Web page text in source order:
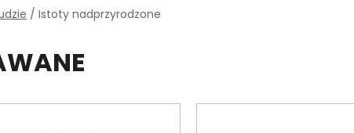
/ Istoty nadprzyrodzone